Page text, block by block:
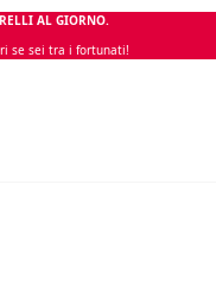
AL GIORNO.
se sei tra i fortunati!